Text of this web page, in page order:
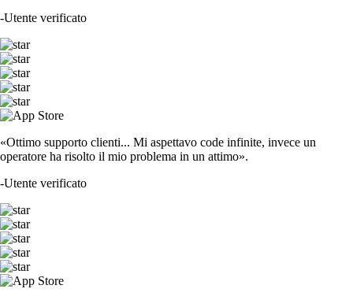
-Utente verificato
«Ottimo supporto clienti... Mi aspettavo code infinite, invece un
operatore ha risolto il mio problema in un attimo».
-Utente verificato